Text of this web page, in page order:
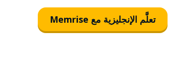
تعلَّم الإنجليزية مع Memrise